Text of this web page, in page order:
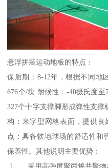
悬浮拼装运动地板的特点：
保质期：8-12年，根据不同地
676个/块 耐候性：-40摄氏度
327个十字支撑脚形成弹性支
构：米字型网格表面，提供
点：具备软地球场的舒适性和
保养性。其他说明主要优势：
1、 采用高强度聚丙烯共聚物